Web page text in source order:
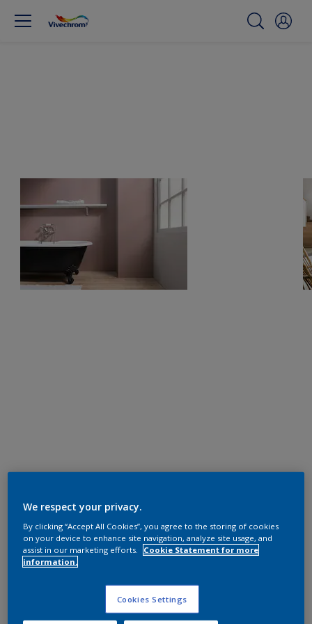
We respect your privacy.
By clicking “Accept All Cookies”, you agree to the storing of cookies
on your device to enhance site navigation, analyze site usage, and
assist in our marketing efforts.
Cookie Statement for more
information.
Cookies Settings